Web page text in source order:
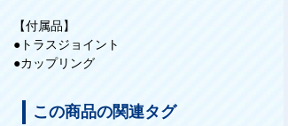
【付属品】
●トラスジョイント
●カップリング
この商品の関連タグ